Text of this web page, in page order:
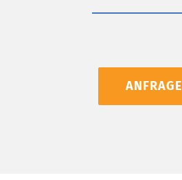
ANFRAGE